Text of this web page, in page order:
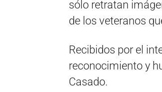
sólo retratan
de los veteranos
Recibidos por el
reconocimiento y
Casado.